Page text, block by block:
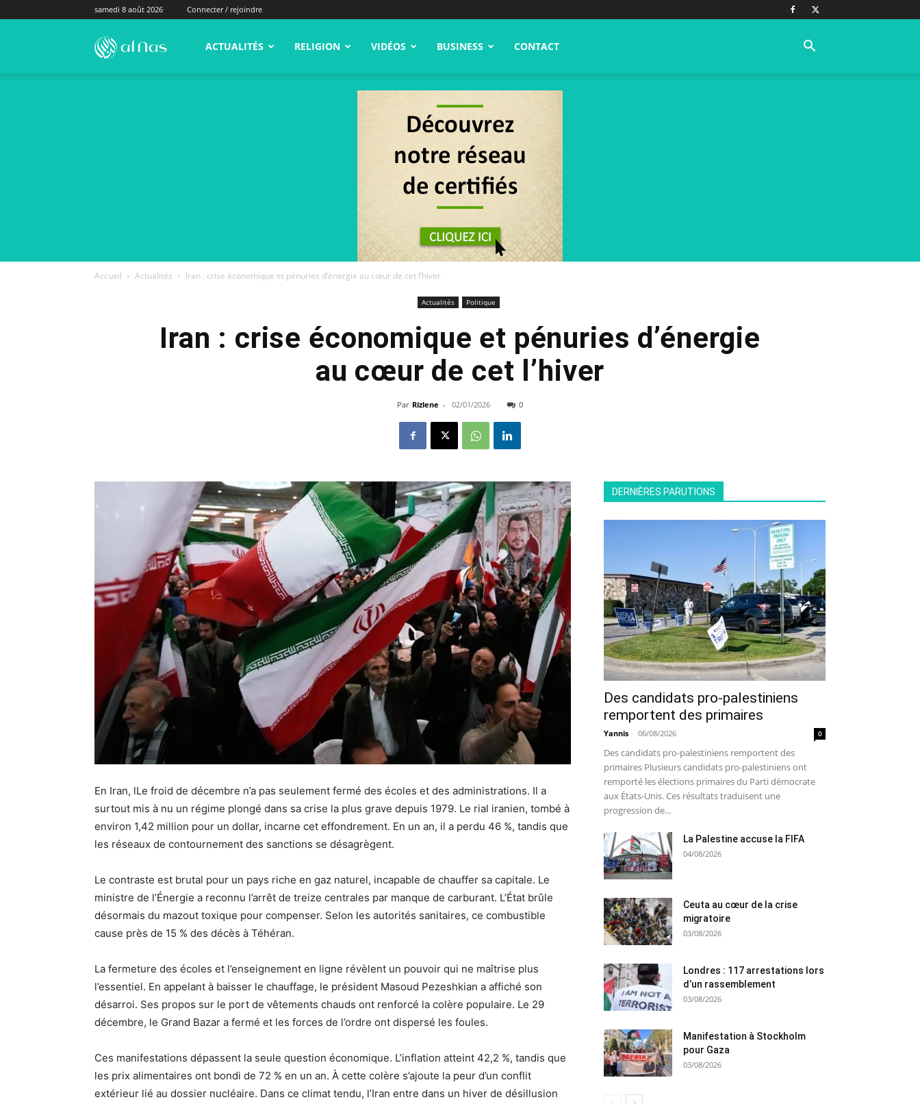
samedi 8 août 2026 Connecter / rejoindre
alNas.fr ACTUALITÉS RELIGION VIDÉOS BUSINESS CONTACT
Accueil Actualités Iran : crise économique et pénuries d’énergie au cœur de cet l’hiver
Actualités Politique
Iran : crise économique et pénuries d’énergie
au cœur de cet l’hiver
Par Rizlene - 02/01/2026 0
En Iran, lLe froid de décembre n’a pas seulement fermé des écoles et des administrations. Il a
surtout mis à nu un régime plongé dans sa crise la plus grave depuis 1979. Le rial iranien, tombé à
environ 1,42 million pour un dollar, incarne cet effondrement. En un an, il a perdu 46 %, tandis que
les réseaux de contournement des sanctions se désagrègent.
Le contraste est brutal pour un pays riche en gaz naturel, incapable de chauffer sa capitale. Le
ministre de l’Énergie a reconnu l’arrêt de treize centrales par manque de carburant. L’État brûle
désormais du mazout toxique pour compenser. Selon les autorités sanitaires, ce combustible
cause près de 15 % des décès à Téhéran.
La fermeture des écoles et l’enseignement en ligne révèlent un pouvoir qui ne maîtrise plus
l’essentiel. En appelant à baisser le chauffage, le président Masoud Pezeshkian a affiché son
désarroi. Ses propos sur le port de vêtements chauds ont renforcé la colère populaire. Le 29
décembre, le Grand Bazar a fermé et les forces de l’ordre ont dispersé les foules.
Ces manifestations dépassent la seule question économique. L’inflation atteint 42,2 %, tandis que
les prix alimentaires ont bondi de 72 % en un an. À cette colère s’ajoute la peur d’un conflit
extérieur lié au dossier nucléaire. Dans ce climat tendu, l’Iran entre dans un hiver de désillusion
DERNIÈRES PARUTIONS
Des candidats pro-palestiniens
remportent des primaires
Yannis - 06/08/2026 0
Des candidats pro-palestiniens remportent des
primaires Plusieurs candidats pro-palestiniens ont
remporté les élections primaires du Parti démocrate
aux États-Unis. Ces résultats traduisent une
progression de...
La Palestine accuse la FIFA
04/08/2026
Ceuta au cœur de la crise
migratoire
03/08/2026
Londres : 117 arrestations lors
d’un rassemblement
03/08/2026
Manifestation à Stockholm
pour Gaza
03/08/2026